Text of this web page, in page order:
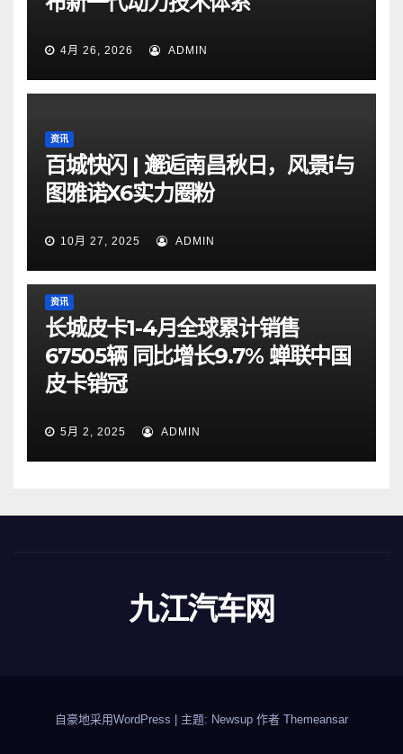
4月 26, 2026 ADMIN
资讯
百城快闪 | 邂逅南昌秋日，风景i与
图雅诺X6实力圈粉
10月 27, 2025 ADMIN
资讯
长城皮卡1-4月全球累计销售
67505辆 同比增长9.7% 蝉联中国
皮卡销冠
5月 2, 2025 ADMIN
九江汽车网
自豪地采用WordPress 主题: Newsup 作者 Themeansar